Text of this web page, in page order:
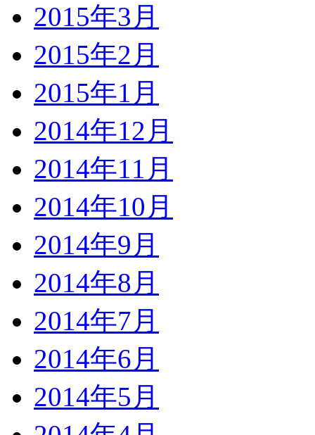
2015年3月
2015年2月
2015年1月
2014年12月
2014年11月
2014年10月
2014年9月
2014年8月
2014年7月
2014年6月
2014年5月